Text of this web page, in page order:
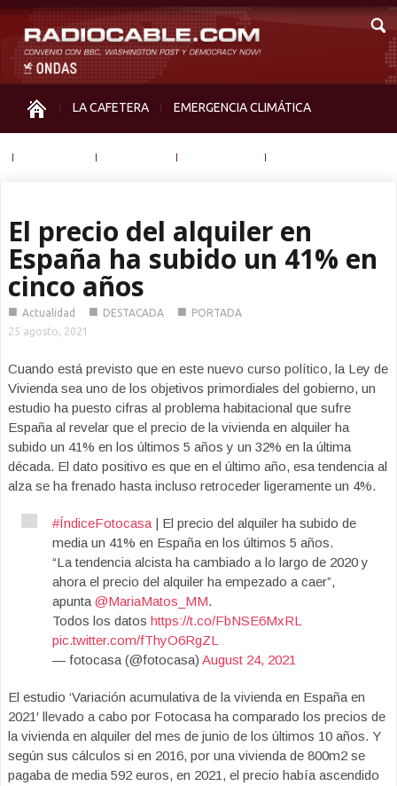
LA CAFETERA EMERGENCIA CLIMÁTICA
El precio del alquiler en
España ha subido un 41% en
cinco años
■ Actualidad ■ DESTACADA ■ PORTADA
25 agosto, 2021
Cuando está previsto que en este nuevo curso político, la Ley de
Vivienda sea uno de los objetivos primordiales del gobierno, un
estudio ha puesto cifras al problema habitacional que sufre
España al revelar que el precio de la vivienda en alquiler ha
subido un 41% en los últimos 5 años y un 32% en la última
década. El dato positivo es que en el último año, esa tendencia al
alza se ha frenado hasta incluso retroceder ligeramente un 4%.
#ÍndiceFotocasa | El precio del alquiler ha subido de
media un 41% en España en los últimos 5 años.
“La tendencia alcista ha cambiado a lo largo de 2020 y
ahora el precio del alquiler ha empezado a caer”,
apunta @MariaMatos_MM.
Todos los datos https://t.co/FbNSE6MxRL
pic.twitter.com/fThyO6RgZL
— fotocasa (@fotocasa) August 24, 2021
El estudio ‘Variación acumulativa de la vivienda en España en
2021′ llevado a cabo por Fotocasa ha comparado los precios de
la vivienda en alquiler del mes de junio de los últimos 10 años. Y
según sus cálculos si en 2016, por una vivienda de 800m2 se
pagaba de media 592 euros, en 2021, el precio había ascendido